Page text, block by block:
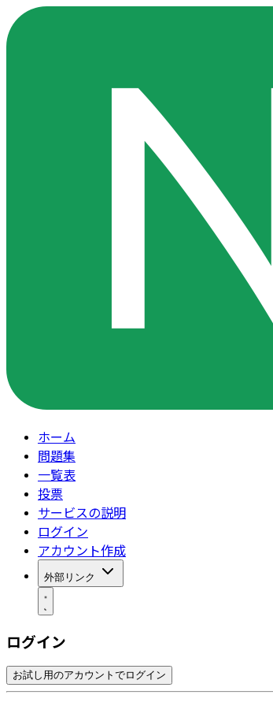
ホーム
問題集
一覧表
投票
サービスの説明
ログイン
アカウント作成
外部リンク
ログイン
お試し用のアカウントでログイン